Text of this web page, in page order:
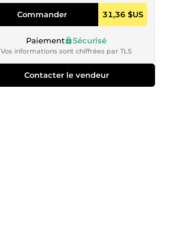
Commander 31,36 $US
Paiement Sécurisé
Vos informations sont chiffrées par TLS
Contacter le vendeur